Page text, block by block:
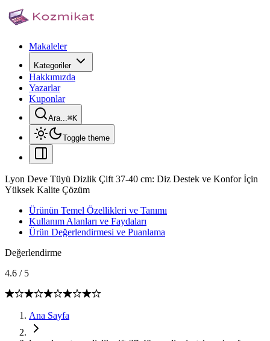
Makaleler
Kategoriler
Hakkımızda
Yazarlar
Kuponlar
Ara...⌘K
Toggle theme
Lyon Deve Tüyü Dizlik Çift 37-40 cm: Diz Destek ve Konfor İçin
Yüksek Kalite Çözüm
Ürünün Temel Özellikleri ve Tanımı
Kullanım Alanları ve Faydaları
Ürün Değerlendirmesi ve Puanlama
Değerlendirme
4.6 / 5
Ana Sayfa